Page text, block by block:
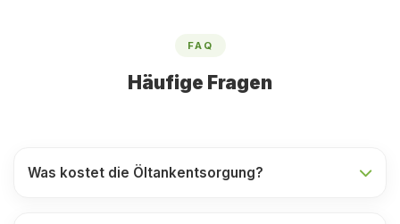
FAQ
Häufige Fragen
Was kostet die Öltankentsorgung?